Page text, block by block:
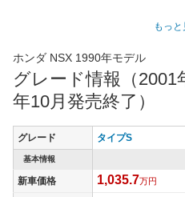
206.00 [280]/ 7,300
最高トルク 304 [31]/ 5,300
過給機 -
タイヤ
(前)
215/40R17 83Y
タイヤサイズ
(後)
もっと
ホンダ NSX 1990年モデル
グレード情報（2001
年10月発売終了）
グレード タイプS
基本情報
新車価格 1,035.7万円